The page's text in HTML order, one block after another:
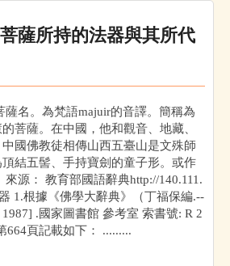
薩所持的法器與其所代
薩名。為梵語majuir的音譯。簡稱為
菩薩。在中國，他和觀音、地藏、
國佛教徒相傳山西五臺山是文殊師
結五髻、手持寶劍的童子形。或作
源： 教育部國語辭典http://140.111.
1.根據《佛學大辭典》（丁福保編.--
.國家圖書館 參考室 索書號: R 2
664頁記載如下： .........